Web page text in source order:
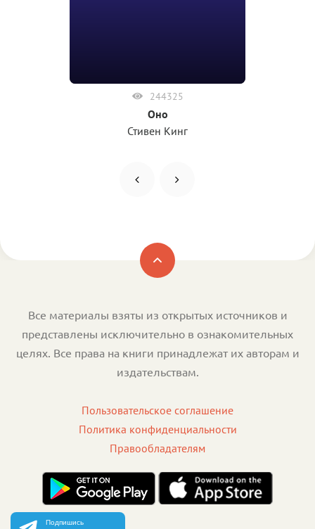
244325
Оно
Стивен Кинг
Все материалы взяты из открытых источников и
представлены исключительно в ознакомительных
целях. Все права на книги принадлежат их авторам и
издательствам.
Пользовательское соглашение
Политика конфиденциальности
Правообладателям
Подпишись